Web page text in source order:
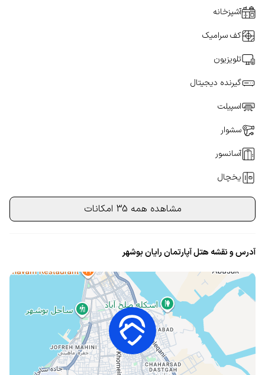
آشپزخانه
کف سرامیک
تلویزیون
گیرنده دیجیتال
اسپیلت
سشوار
آسانسور
یخچال
مشاهده همه 35 امکانات
آدرس و نقشه هتل آپارتمان رایان بوشهر